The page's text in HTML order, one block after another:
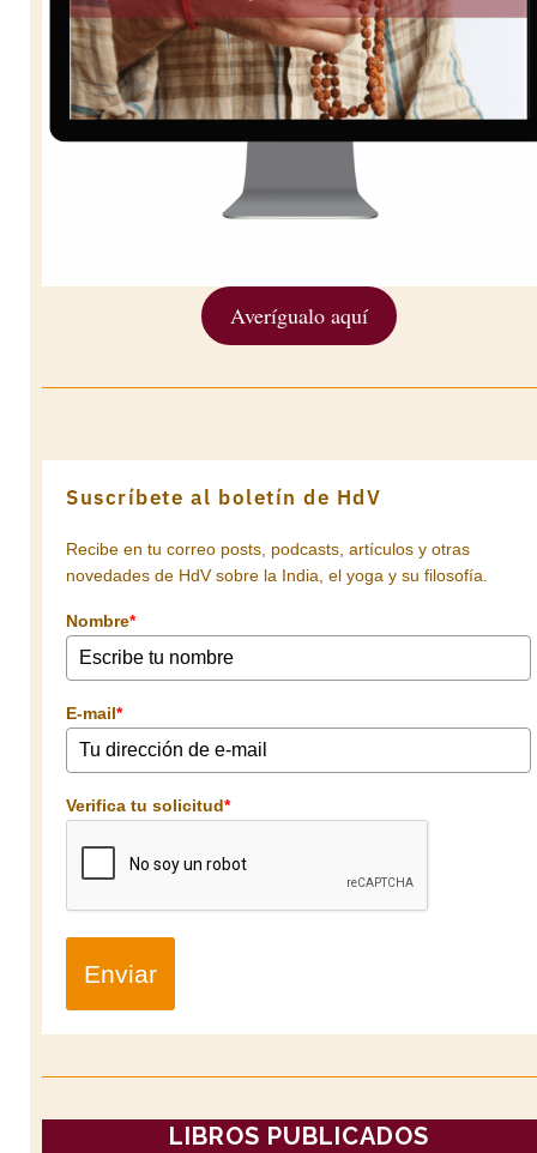
Averígualo aquí
Suscríbete al boletín de HdV
Recibe en tu correo posts, podcasts, artículos y otras
novedades de HdV sobre la India, el yoga y su filosofía.
Nombre*
E-mail*
Verifica tu solicitud*
Enviar
LIBROS PUBLICADOS